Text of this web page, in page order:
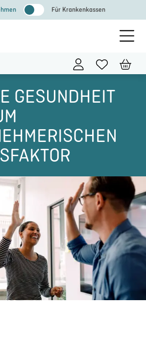
Für Krankenkassen
GESUNDHEIT